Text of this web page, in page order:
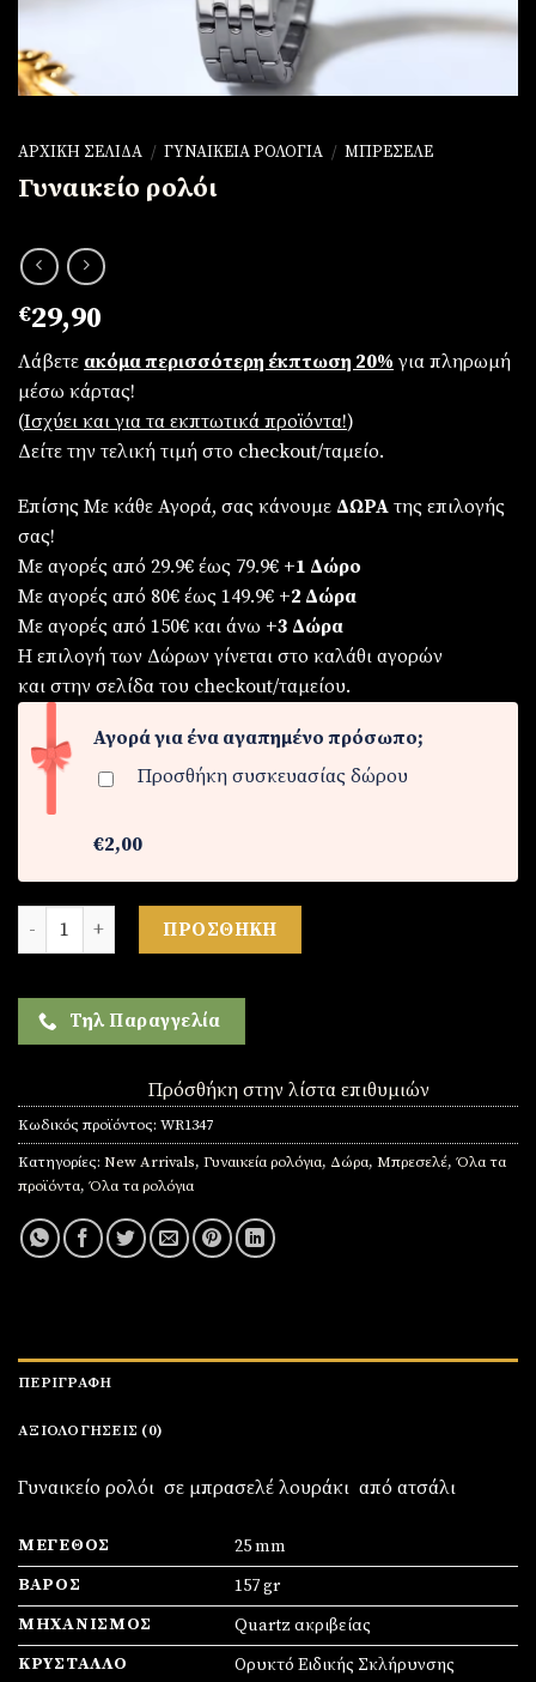
ΑΡΧΙΚΉ ΣΕΛΊΔΑ / ΓΥΝΑΙΚΕΊΑ ΡΟΛΌΓΙΑ / ΜΠΡΕΣΕΛΈ
Γυναικείο ρολόι
€29,90
Λάβετε ακόμα περισσότερη έκπτωση 20% για πληρωμή
μέσω κάρτας!
(Iσχύει και για τα εκπτωτικά προϊόντα!)
Δείτε την τελική τιμή στο checkout/ταμείο.
Επίσης Με κάθε Αγορά, σας κάνουμε ΔΩΡΑ της επιλογής
σας!
Με αγορές από 29.9€ έως 79.9€ +1 Δώρο
Με αγορές από 80€ έως 149.9€ +2 Δώρα
Με αγορές από 150€ και άνω +3 Δώρα
Η επιλογή των Δώρων γίνεται στο καλάθι αγορών
και στην σελίδα του checkout/ταμείου.
Αγορά για ένα αγαπημένο πρόσωπο;
Προσθήκη συσκευασίας δώρου
€2,00
Γυναικείο ρολόι ποσότητα
ΠΡΟΣΘΉΚΗ
Τηλ Παραγγελία
Πρόσθήκη στην λίστα επιθυμιών
Κωδικός προϊόντος: WR1347
Κατηγορίες: New Arrivals, Γυναικεία ρολόγια, Δώρα, Μπρεσελέ, Όλα τα
προϊόντα, Όλα τα ρολόγια
ΠΕΡΙΓΡΑΦΉ
ΑΞΙΟΛΟΓΉΣΕΙΣ (0)
Γυναικείο ρολόι σε μπρασελέ λουράκι από ατσάλι
ΜΈΓΕΘΟΣ
25 mm
ΒΆΡΟΣ
157 gr
ΜΗΧΑΝΙΣΜΌΣ
Quartz ακριβείας
ΚΡΎΣΤΑΛΛΟ
Ορυκτό Ειδικής Σκλήρυνσης